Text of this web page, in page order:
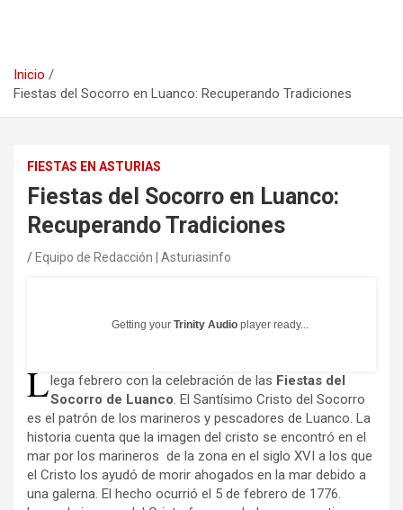
Inicio
Fiestas del Socorro en Luanco: Recuperando Tradiciones
FIESTAS EN ASTURIAS
Fiestas del Socorro en Luanco:
Recuperando Tradiciones
Equipo de Redacción | Asturiasinfo
Getting your Trinity Audio player ready...
Llega febrero con la celebración de las Fiestas del
Socorro de Luanco. El Santísimo Cristo del Socorro
es el patrón de los marineros y pescadores de Luanco. La
historia cuenta que la imagen del cristo se encontró en el
mar por los marineros de la zona en el siglo XVI a los que
el Cristo los ayudó de morir ahogados en la mar debido a
una galerna. El hecho ocurrió el 5 de febrero de 1776.